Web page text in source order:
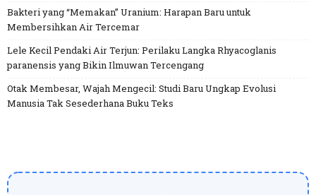
Bakteri yang “Memakan” Uranium: Harapan Baru untuk
Membersihkan Air Tercemar
Lele Kecil Pendaki Air Terjun: Perilaku Langka Rhyacoglanis
paranensis yang Bikin Ilmuwan Tercengang
Otak Membesar, Wajah Mengecil: Studi Baru Ungkap Evolusi
Manusia Tak Sesederhana Buku Teks